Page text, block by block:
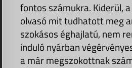
fontos számukra. Kiderül,
olvasó mit tudhatott meg
szokásos éghajlatú, nem
induló nyárban
a már megszokottnak